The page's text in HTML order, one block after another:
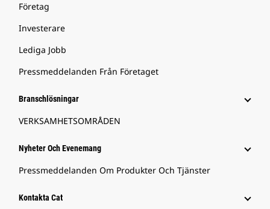
Företag
Investerare
Lediga Jobb
Pressmeddelanden Från Företaget
Branschlösningar
VERKSAMHETSOMRÅDEN
Nyheter Och Evenemang
Pressmeddelanden Om Produkter Och Tjänster
Kontakta Cat